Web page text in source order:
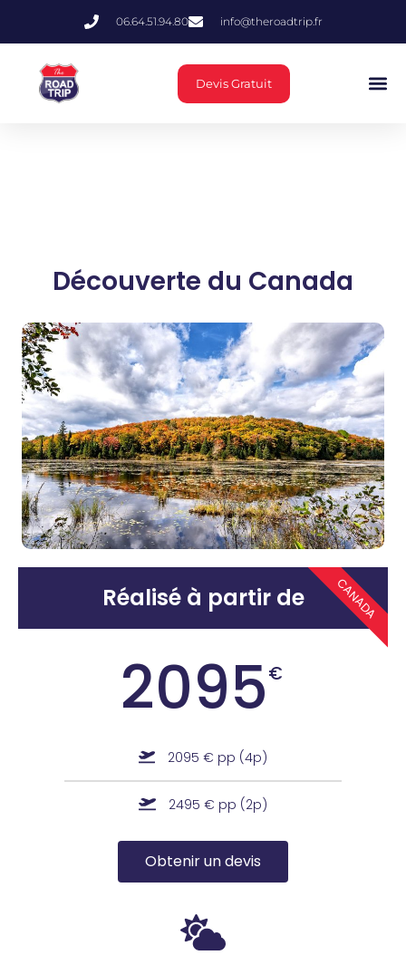
06.64.51.94.80 info@theroadtrip.fr
Devis Gratuit
Découverte du Canada
Réalisé à partir de
2095€
2095 € pp (4p)
2495 € pp (2p)
Obtenir un devis
CANADA